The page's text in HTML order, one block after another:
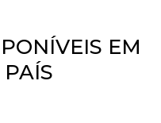
EM